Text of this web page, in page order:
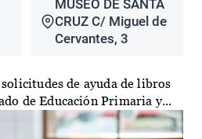
MUSEO DE SANTA
CRUZ C/ Miguel de
Cervantes, 3
de ayuda de libros
de Educación Primaria y...